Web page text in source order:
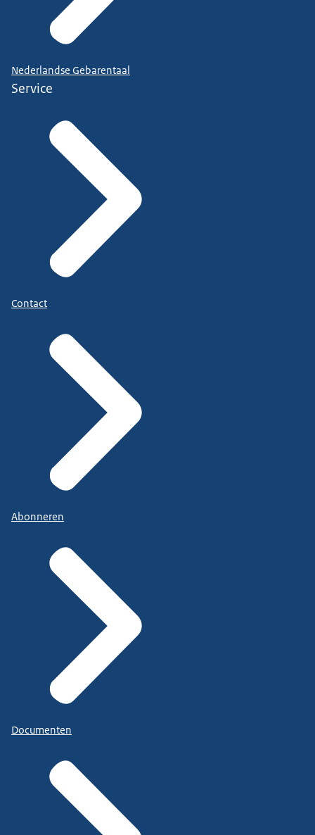
Nederlandse Gebarentaal
Service
Contact
Abonneren
Documenten